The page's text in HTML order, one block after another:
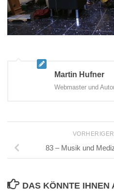
Martin Hufner
Webmaster und
83 – Musik und
DAS KÖNNTE